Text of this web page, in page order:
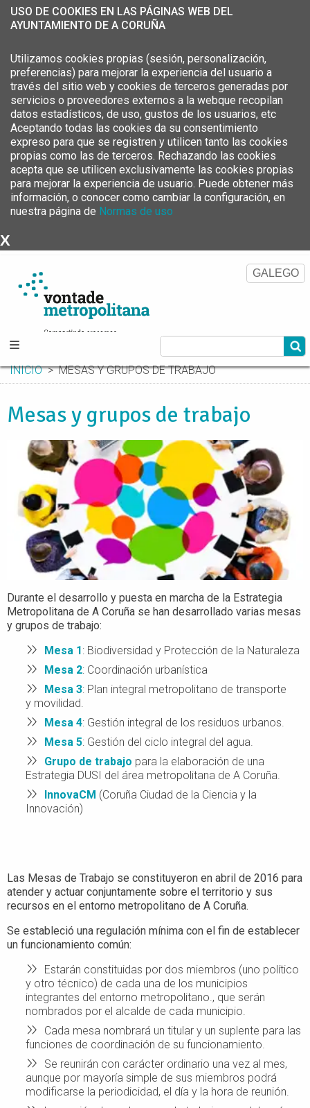
USO DE COOKIES EN LAS PÁGINAS WEB DEL
AYUNTAMIENTO DE A CORUÑA
Utilizamos cookies propias (sesión, personalización,
preferencias) para mejorar la experiencia del usuario a
través del sitio web y cookies de terceros generadas por
servicios o proveedores externos a la webque recopilan
datos estadísticos, de uso, gustos de los usuarios, etc
Aceptando todas las cookies da su consentimiento
expreso para que se registren y utilicen tanto las cookies
propias como las de terceros. Rechazando las cookies
acepta que se utilicen exclusivamente las cookies propias
para mejorar la experiencia de usuario. Puede obtener más
información, o conocer como cambiar la configuración, en
nuestra página de Normas de uso
X
GALEGO
INICIO MESAS Y GRUPOS DE TRABAJO
Mesas y grupos de trabajo
Durante el desarrollo y puesta en marcha de la Estrategia
Metropolitana de A Coruña se han desarrollado varias mesas
y grupos de trabajo:
Mesa 1 : Biodiversidad y Protección de la Naturaleza
Mesa 2: Coordinación urbanística
Mesa 3: Plan integral metropolitano de transporte
y movilidad.
Mesa 4: Gestión integral de los residuos urbanos.
Mesa 5: Gestión del ciclo integral del agua.
Grupo de trabajo para la elaboración de una
Estrategia DUSI del área metropolitana de A Coruña.
InnovaCM (Coruña Ciudad de la Ciencia y la
Innovación)
Las Mesas de Trabajo se constituyeron en abril de 2016 para
atender y actuar conjuntamente sobre el territorio y sus
recursos en el entorno metropolitano de A Coruña.
Se estableció una regulación mínima con el fin de establecer
un funcionamiento común:
Estarán constituidas por dos miembros (uno político
y otro técnico) de cada una de los municipios
integrantes del entorno metropolitano., que serán
nombrados por el alcalde de cada municipio.
Cada mesa nombrará un titular y un suplente para las
funciones de coordinación de su funcionamiento.
Se reunirán con carácter ordinario una vez al mes,
aunque por mayoría simple de sus miembros podrá
modificarse la periodicidad, el día y la hora de reunión.